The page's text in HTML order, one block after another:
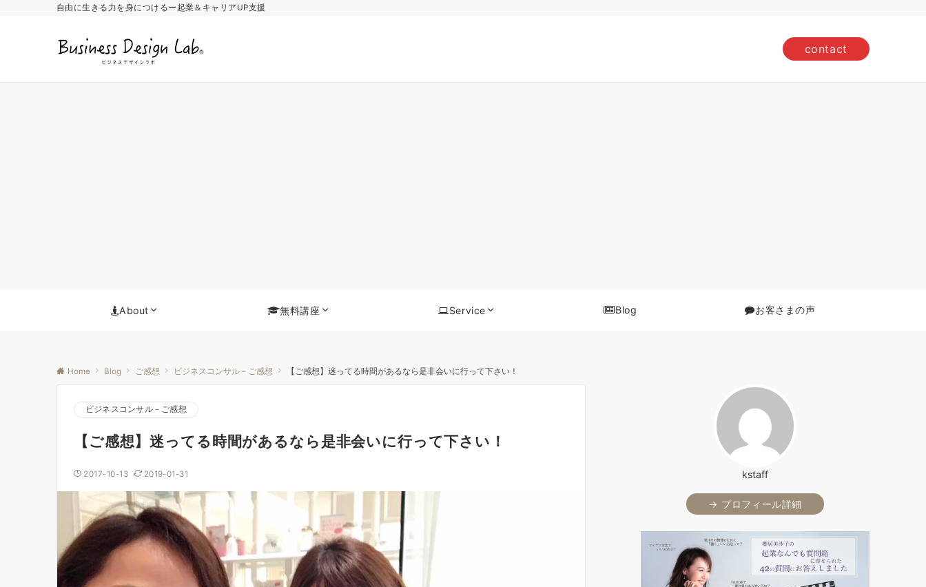
自由に生きる力を身につけるー起業＆キャリアUP支援
contact
About 無料講座 Service Blog お客さまの声
Home Blog ご感想 ビジネスコンサル－ご感想 【ご感想】迷ってる時間があるなら是非会いに行って下さい！
ビジネスコンサル－ご感想
【ご感想】迷ってる時間があるなら是非会いに行って下さい！
2017-10-13 2019-01-31 kstaff
→ プロフィール詳細